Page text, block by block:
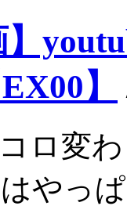
】
】
ロ変
やっ